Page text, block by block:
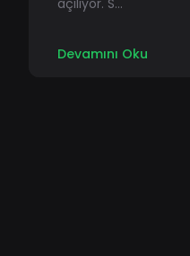
açılıyor. S...
Devamını Oku